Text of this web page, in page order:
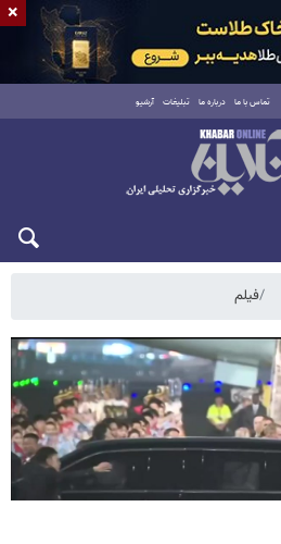
تماس با ما درباره ما تبلیغات آرشیو
فیلم
×